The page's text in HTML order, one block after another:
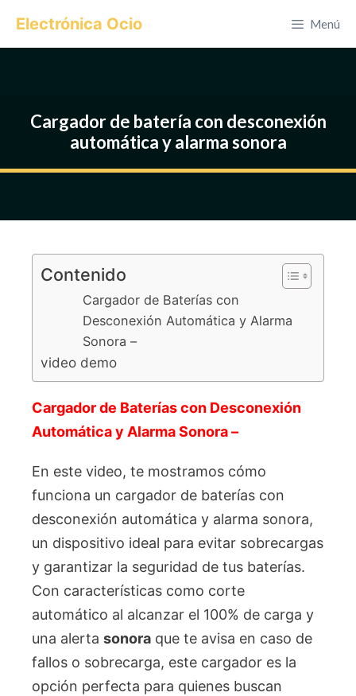
Electrónica Ocio Menú
Cargador de batería con desconexión
automática y alarma sonora
Contenido
Cargador de Baterías con
Desconexión Automática y Alarma
Sonora –
video demo
Cargador de Baterías con Desconexión
Automática y Alarma Sonora –
En este video, te mostramos cómo
funciona un cargador de baterías con
desconexión automática y alarma sonora,
un dispositivo ideal para evitar sobrecargas
y garantizar la seguridad de tus baterías.
Con características como corte
automático al alcanzar el 100% de carga y
una alerta sonora que te avisa en caso de
fallos o sobrecarga, este cargador es la
opción perfecta para quienes buscan